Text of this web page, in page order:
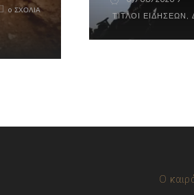
0 ΣΧΌΛΙΑ
ΤΊΤΛΟΙ ΕΙΔΉΣΕΩΝ ,
Ο